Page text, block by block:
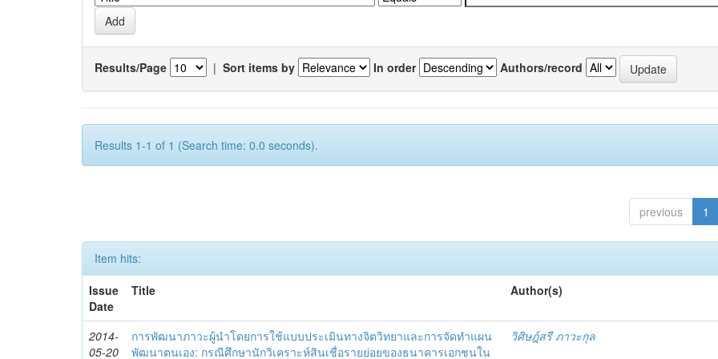
Results/Page | Sort items by In order Authors/record
Results 1-1 of 1 (Search time: 0.0 seconds).
previous 1
Item hits:
Issue
Date
Title Author(s)
2014-
05-20
การพัฒนาภาวะผู้นำโดยการใช้แบบประเมินทางจิตวิทยาและการจัดทำแผน
พัฒนาตนเอง: กรณีศึกษานักวิเคราะห์สินเชื่อรายย่อยของธนาคารเอกชนใน
วิศิษฎ์สรี ภาวะกุล